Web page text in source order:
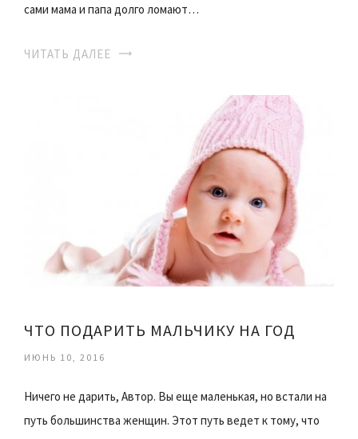
сами мама и папа долго ломают…
ЧИТАТЬ ДАЛЕЕ
ЧТО ПОДАРИТЬ МАЛЬЧИКУ НА ГОД
ИЮНЬ 10, 2016
Ничего не дарить, Автор. Вы еще маленькая, но встали на
путь большинства женщин. Этот путь ведет к тому, что